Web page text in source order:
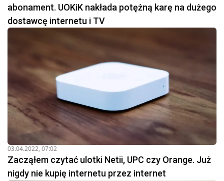
abonament. UOKiK nakłada potężną karę na dużego
dostawcę internetu i TV
03.04.2022, 07:02
Zacząłem czytać ulotki Netii, UPC czy Orange. Już
nigdy nie kupię internetu przez internet